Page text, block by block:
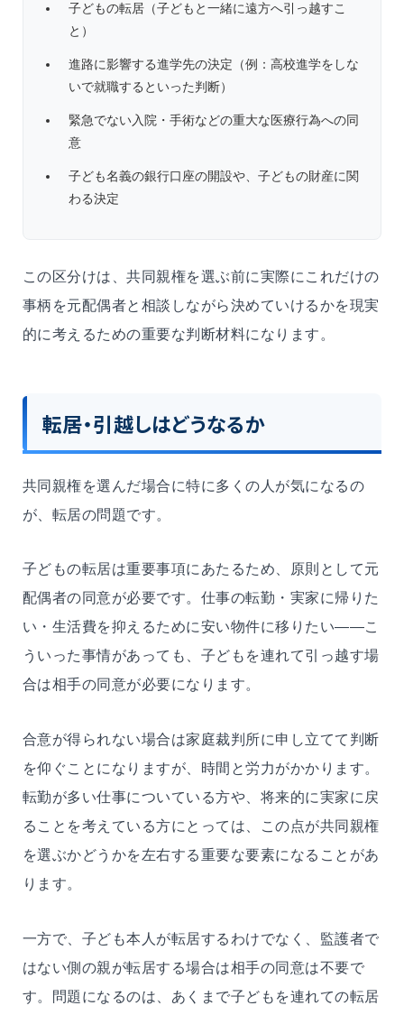
子どもの転居（子どもと一緒に遠方へ引っ越すこ
と）
進路に影響する進学先の決定（例：高校進学をしな
いで就職するといった判断）
緊急でない入院・手術などの重大な医療行為への同
意
子ども名義の銀行口座の開設や、子どもの財産に関
わる決定
この区分けは、共同親権を選ぶ前に実際にこれだけの
事柄を元配偶者と相談しながら決めていけるかを現実
的に考えるための重要な判断材料になります。
転居・引越しはどうなるか
共同親権を選んだ場合に特に多くの人が気になるの
が、転居の問題です。
子どもの転居は重要事項にあたるため、原則として元
配偶者の同意が必要です。仕事の転勤・実家に帰りた
い・生活費を抑えるために安い物件に移りたい——こ
ういった事情があっても、子どもを連れて引っ越す場
合は相手の同意が必要になります。
合意が得られない場合は家庭裁判所に申し立てて判断
を仰ぐことになりますが、時間と労力がかかります。
転勤が多い仕事についている方や、将来的に実家に戻
ることを考えている方にとっては、この点が共同親権
を選ぶかどうかを左右する重要な要素になることがあ
ります。
一方で、子ども本人が転居するわけでなく、監護者で
はない側の親が転居する場合は相手の同意は不要で
す。問題になるのは、あくまで子どもを連れての転居